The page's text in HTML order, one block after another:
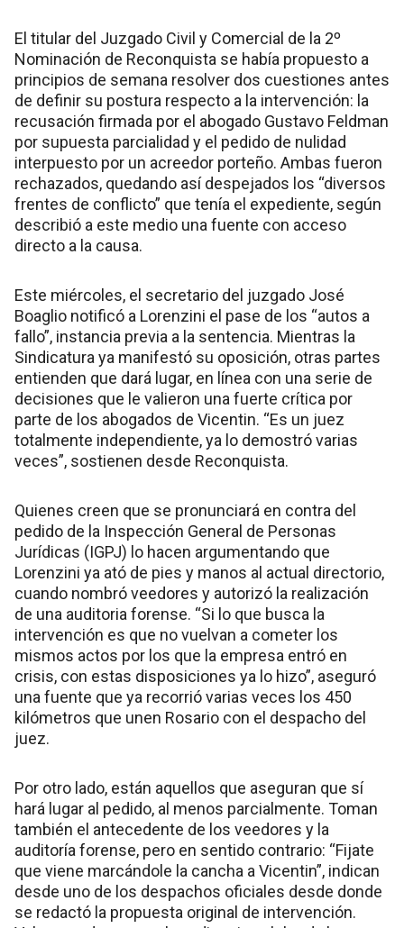
El titular del Juzgado Civil y Comercial de la 2º
Nominación de Reconquista se había propuesto a
principios de semana resolver dos cuestiones antes
de definir su postura respecto a la intervención: la
recusación firmada por el abogado Gustavo Feldman
por supuesta parcialidad y el pedido de nulidad
interpuesto por un acreedor porteño. Ambas fueron
rechazados, quedando así despejados los “diversos
frentes de conflicto” que tenía el expediente, según
describió a este medio una fuente con acceso
directo a la causa.
Este miércoles, el secretario del juzgado José
Boaglio notificó a Lorenzini el pase de los “autos a
fallo”, instancia previa a la sentencia. Mientras la
Sindicatura ya manifestó su oposición, otras partes
entienden que dará lugar, en línea con una serie de
decisiones que le valieron una fuerte crítica por
parte de los abogados de Vicentin. “Es un juez
totalmente independiente, ya lo demostró varias
veces”, sostienen desde Reconquista.
Quienes creen que se pronunciará en contra del
pedido de la Inspección General de Personas
Jurídicas (IGPJ) lo hacen argumentando que
Lorenzini ya ató de pies y manos al actual directorio,
cuando nombró veedores y autorizó la realización
de una auditoria forense. “Si lo que busca la
intervención es que no vuelvan a cometer los
mismos actos por los que la empresa entró en
crisis, con estas disposiciones ya lo hizo”, aseguró
una fuente que ya recorrió varias veces los 450
kilómetros que unen Rosario con el despacho del
juez.
Por otro lado, están aquellos que aseguran que sí
hará lugar al pedido, al menos parcialmente. Toman
también el antecedente de los veedores y la
auditoría forense, pero en sentido contrario: “Fijate
que viene marcándole la cancha a Vicentin”, indican
desde uno de los despachos oficiales desde donde
se redactó la propuesta original de intervención.